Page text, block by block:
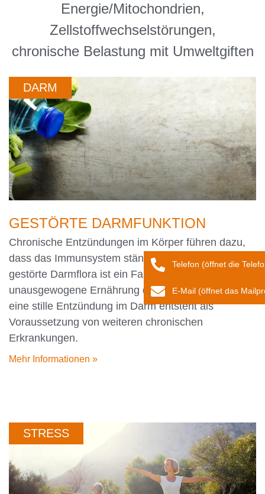
Energie/Mitochondrien,
Zellstoffwechselstörungen,
chronische Belastung mit Umweltgiften
DARM
GESTÖRTE DARMFUNKTION
Chronische Entzündungen im Körper führen dazu,
dass das Immunsystem ständig aktiviert ist. Eine
gestörte Darmflora ist ein Faktor, der durch
unausgewogene Ernährung dazu führen kann, dass
eine stille Entzündung im Darm entsteht als
Voraussetzung von weiteren chronischen
Erkrankungen.
Mehr Informationen »
STRESS
Telefon (öffnet die
E-Mail (öffnet das